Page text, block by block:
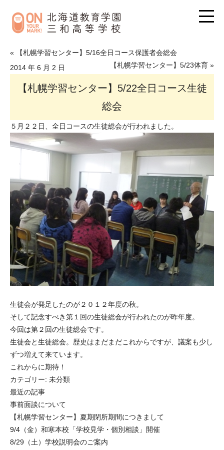
« 【札幌学習センター】5/16全日コース保護者会総会
【札幌学習センター】5/23体育 »
2014 年 6 月 2 日
【札幌学習センター】5/22全日コース生徒
総会
５月２２日、全日コースの生徒総会が行われました。
生徒会が発足したのが２０１２年度の秋。
そして記念すべき第１回の生徒総会が行われたのが昨年度。
今回は第２回の生徒総会です。
生徒会と生徒総会。歴史はまだまだこれからですが、議案も少し
ずつ増えて来ています。
これからに期待！
カテゴリー: 未分類
最近の記事
事前面談について
【札幌学習センター】夏期閉所期間につきまして
9/4（金）和寒本校「学校見学・個別相談」開催
8/29（土）学校説明会のご案内